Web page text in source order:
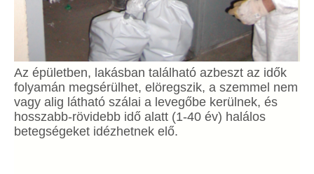
Az épületben, lakásban található azbeszt az idők
folyamán megsérülhet, elöregszik, a szemmel nem
vagy alig látható szálai a levegőbe kerülnek, és
hosszabb-rövidebb idő alatt (1-40 év) halálos
betegségeket idézhetnek elő.